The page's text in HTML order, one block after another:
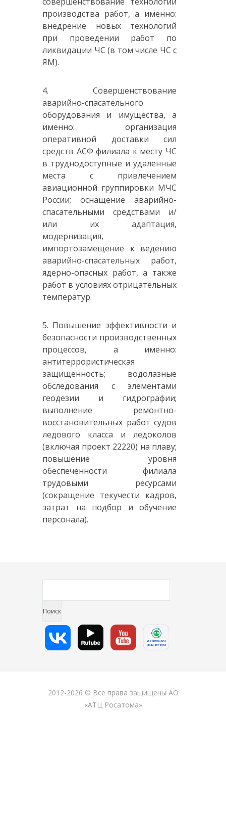
производства работ, а именно:
внедрение новых технологий
при проведении работ по
ликвидации ЧС (в том числе ЧС с
ЯМ).
4. Совершенствование
аварийно-спасательного
оборудования и имущества, а
именно: организация
оперативной доставки сил
средств АСФ филиала к месту ЧС
в труднодоступные и удаленные
места с привлечением
авиационной группировки МЧС
России; оснащение аварийно-
спасательными средствами и/
или их адаптация,
модернизация,
импортозамещение к ведению
аварийно-спасательных работ,
ядерно-опасных работ, а также
работ в условиях отрицательных
температур.
5. Повышение эффективности и
безопасности производственных
процессов, а именно:
антитеррористическая
защищённость; водолазные
обследования с элементами
геодезии и гидрографии;
выполнение ремонтно-
восстановительных работ судов
ледового класса и ледоколов
(включая проект 22220) на плаву;
повышение уровня
обеспеченности филиала
трудовыми ресурсами
(сокращение текучести кадров,
затрат на подбор и обучение
персонала).
2012-2026 © Все права защищены АО
«АТЦ Росатома»